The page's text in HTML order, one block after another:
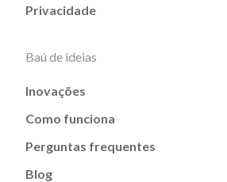
Privacidade
Baú de ideias
Inovações
Como funciona
Perguntas frequentes
Blog